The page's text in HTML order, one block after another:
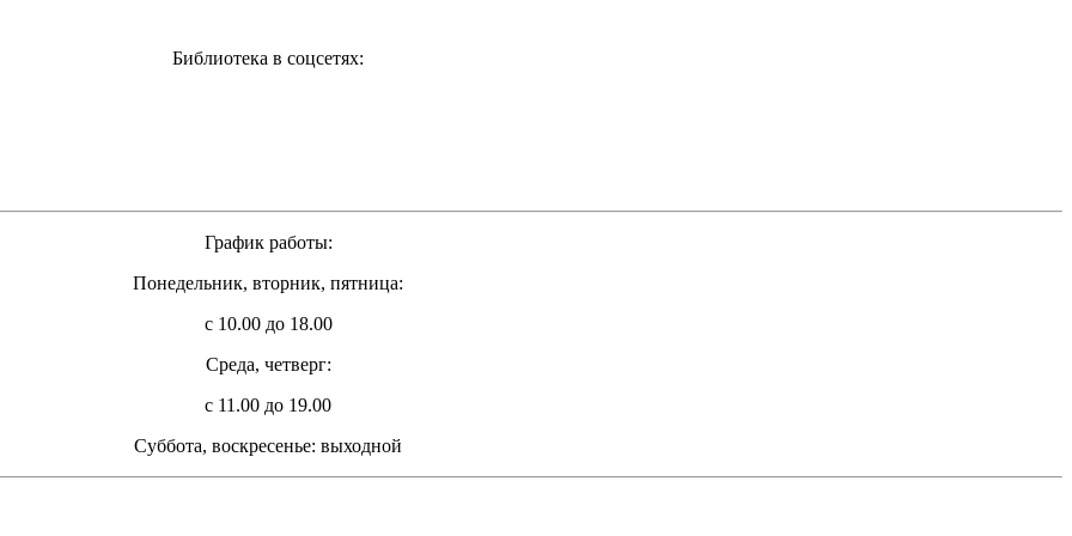
Библиотека в соцсетях:
График работы:
Понедельник, вторник, пятница:
с 10.00 до 18.00
Cреда, четверг:
с 11.00 до 19.00
Суббота, воскресенье: выходной